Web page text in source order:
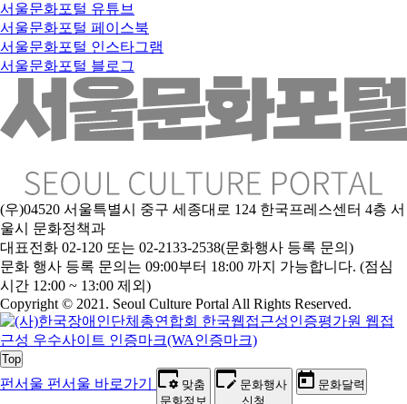
서울문화포털 유튜브
서울문화포털 페이스북
서울문화포털 인스타그램
서울문화포털 블로그
(우)04520 서울특별시 중구 세종대로 124 한국프레스센터 4층 서
울시 문화정책과
대표전화 02-120 또는 02-2133-2538(문화행사 등록 문의)
문화 행사 등록 문의는 09:00부터 18:00 까지 가능합니다. (점심
시간 12:00 ~ 13:00 제외)
Copyright © 2021. Seoul Culture Portal All Rights Reserved.
Top
펀서울 펀서울 바로가기
맞춤
문화정보
문화행사
신청
문화달력